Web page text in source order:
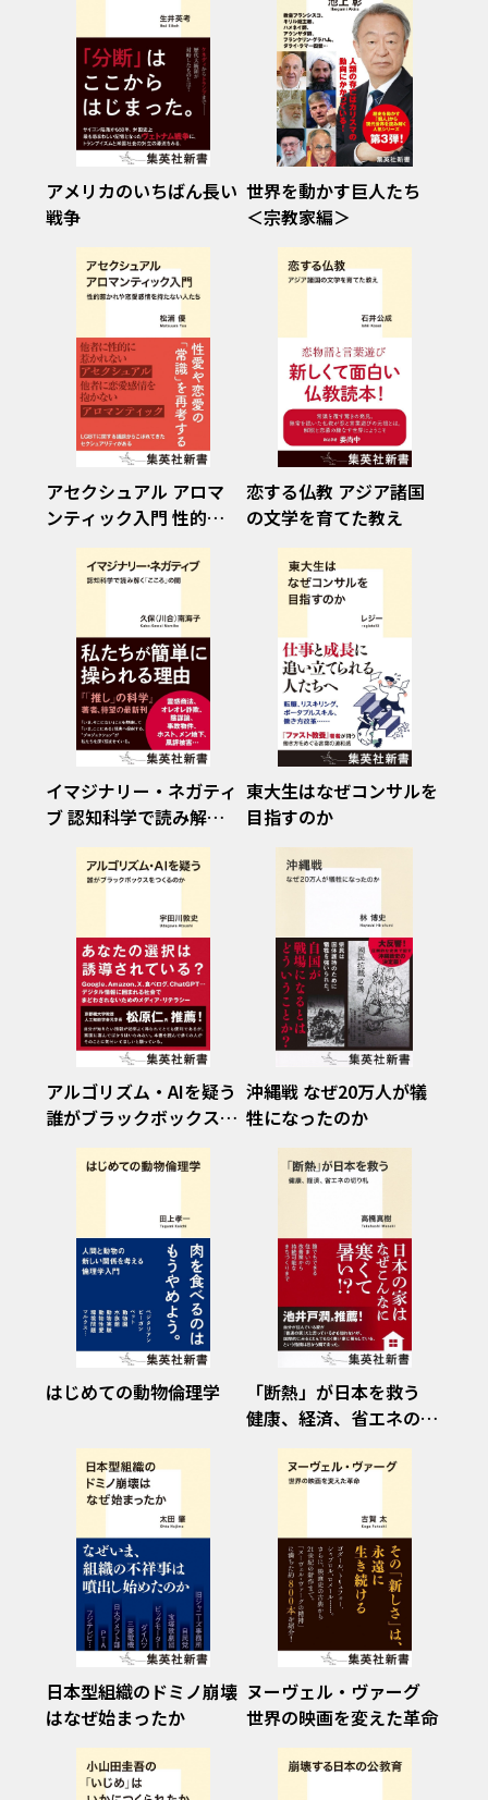
アメリカのいちばん長い
戦争
世界を動かす巨人たち
＜宗教家編＞
アセクシュアル アロマ
ンティック入門 性的惹
かれや恋愛感情を持たな
い人たち
恋する仏教 アジア諸国
の文学を育てた教え
イマジナリー・ネガティ
ブ 認知科学で読み解く
「こころ」の闇
東大生はなぜコンサルを
目指すのか
アルゴリズム・AIを疑う
誰がブラックボックスを
つくるのか
沖縄戦 なぜ20万人が犠
牲になったのか
はじめての動物倫理学
「断熱」が日本を救う
健康、経済、省エネの切
り札
日本型組織のドミノ崩壊
はなぜ始まったか
ヌーヴェル・ヴァーグ
世界の映画を変えた革命